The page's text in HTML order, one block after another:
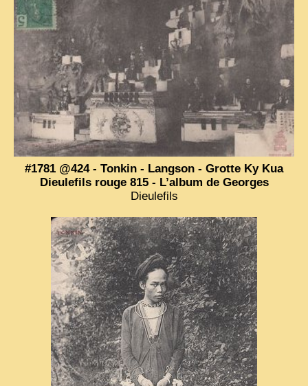
#1781 @424 - Tonkin - Langson - Grotte Ky Kua
Dieulefils rouge 815 - L’album de Georges
Dieulefils